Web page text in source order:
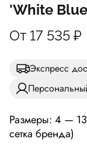
'White
От 17 535 ₽
Экспресс
Размеры: 4 —
сетка бренда)